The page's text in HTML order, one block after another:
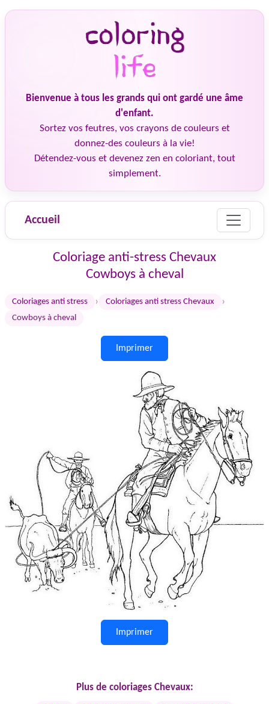
Bienvenue à tous les grands qui ont gardé une âme
d'enfant.
Sortez vos feutres, vos crayons de couleurs et
donnez-des couleurs à la vie!
Détendez-vous et devenez zen en coloriant, tout
simplement.
Accueil
Coloriage anti-stress Chevaux
Cowboys à cheval
Coloriages anti stress › Coloriages anti stress Chevaux ›
Cowboys à cheval
Imprimer
Imprimer
Plus de coloriages Chevaux: